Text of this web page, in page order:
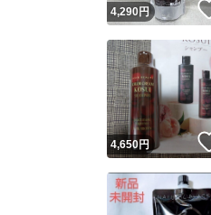
4,290円
4,650円